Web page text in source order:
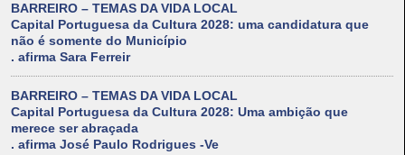
BARREIRO – TEMAS DA VIDA LOCAL
Capital Portuguesa da Cultura 2028: uma candidatura que
não é somente do Município
. afirma Sara Ferreir
BARREIRO – TEMAS DA VIDA LOCAL
Capital Portuguesa da Cultura 2028: Uma ambição que
merece ser abraçada
. afirma José Paulo Rodrigues -Ve